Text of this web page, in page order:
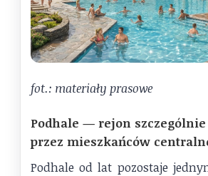
fot.: materiały prasowe
Podhale — rejon
przez mieszkańców
Podhale od lat pozostaje